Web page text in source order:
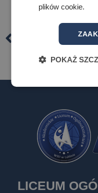
Próbny egzamin maturalny
LICEUM
plików cookie.
POKAŻ